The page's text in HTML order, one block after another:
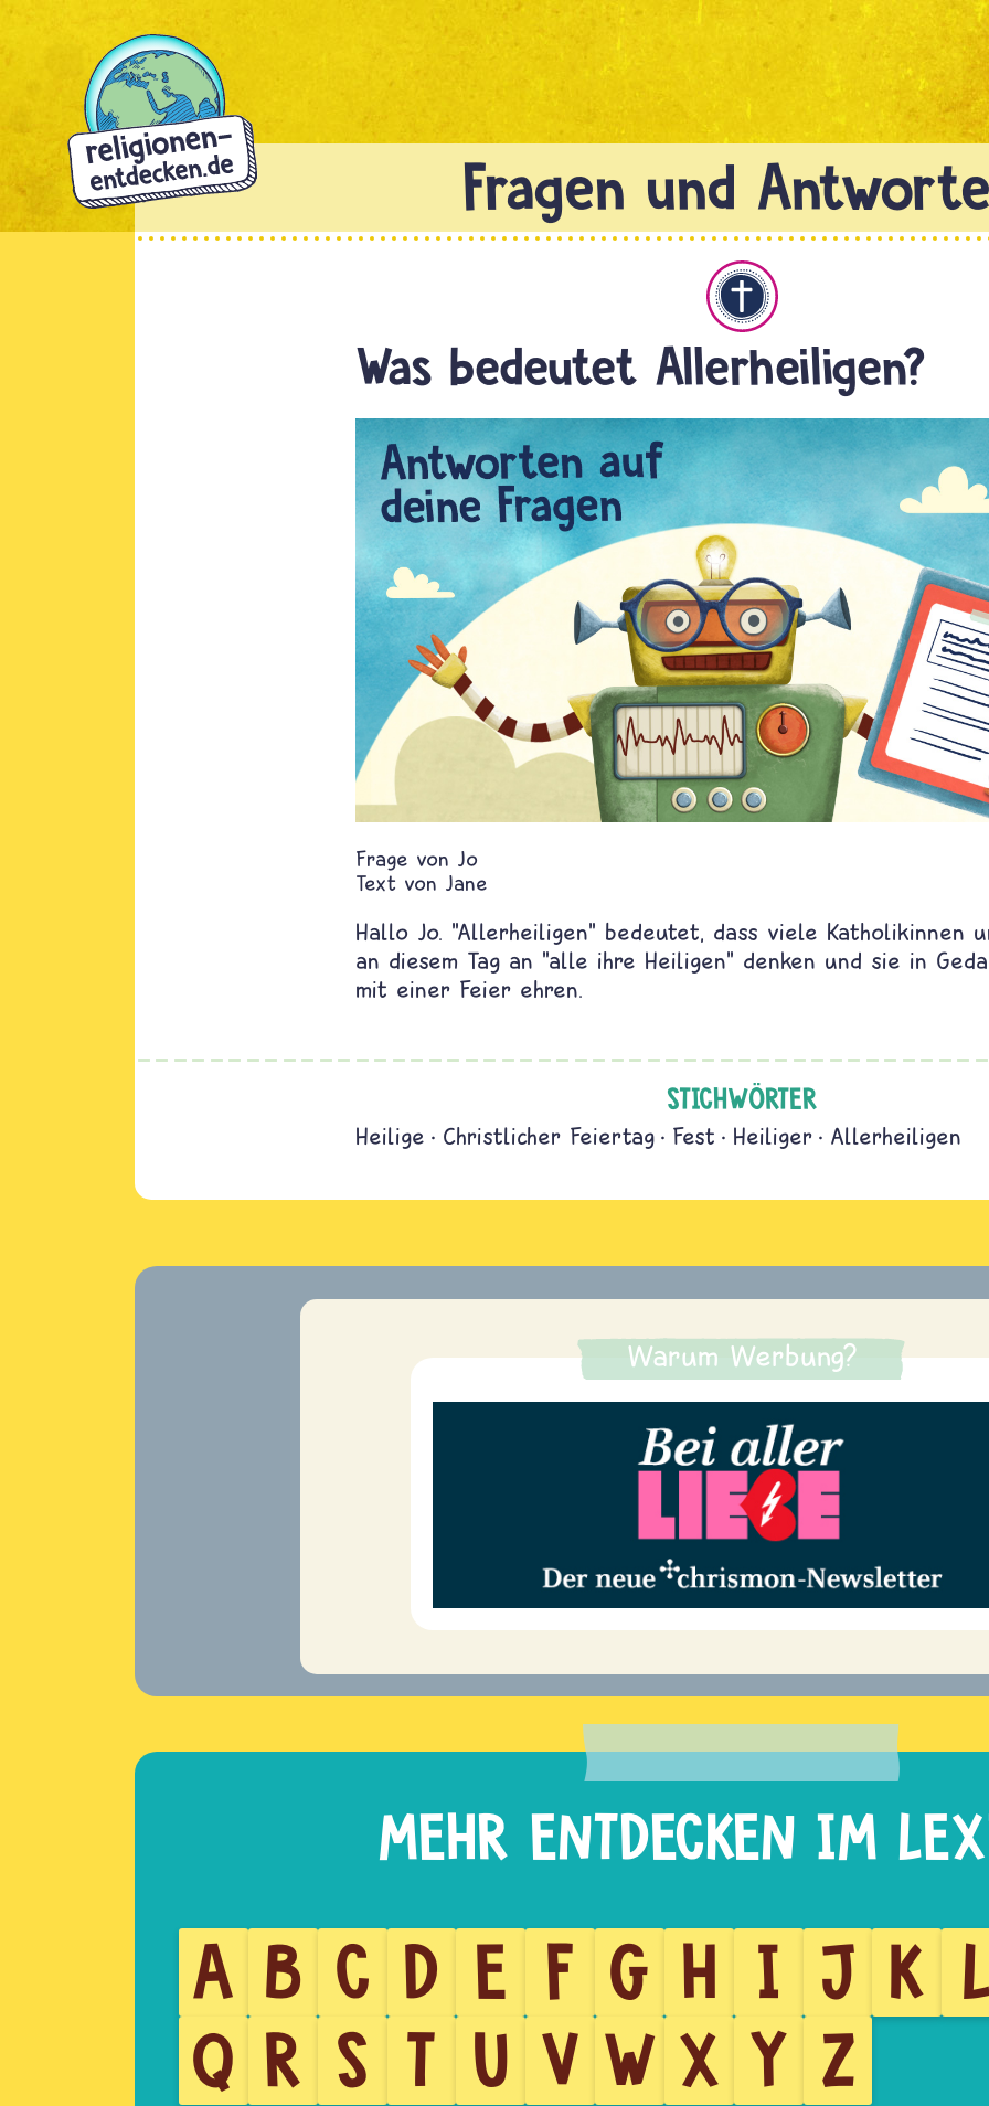
Direkt
Was bedeutet Allerheiligen?
Jo
Text von Jane
Hallo Jo. "Allerheiligen" bedeutet, dass viele Katholikinnen
an diesem Tag an "alle ihre Heiligen" denken und sie in
mit einer Feier ehren.
STICHWÖRTER
Heilige Christlicher Feiertag Fest Heiliger Allerheiligen
Warum Werbung?
A B C D E F G H I J K
Q R S T U V W X Y Z